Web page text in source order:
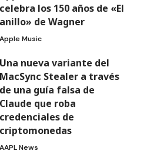
celebra los 150 años de «El
anillo» de Wagner
Apple Music
Una nueva variante del
MacSync Stealer a través
de una guía falsa de
Claude que roba
credenciales de
criptomonedas
AAPL News